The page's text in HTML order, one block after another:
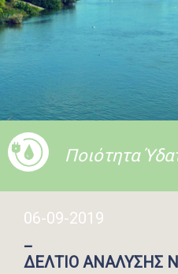
Ποιότητα
06-09-2019
_
ΔΕΛΤΙΟ ΑΝΑΛΥΣΗΣ